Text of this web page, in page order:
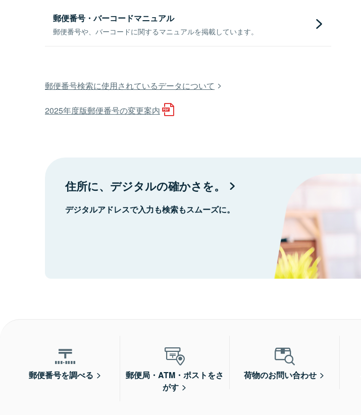
郵便番号・バーコードマニュアル
郵便番号や、バーコードに関するマニュアルを掲載しています。
郵便番号検索に使用されているデータについて
2025年度版郵便番号の変更案内
住所に、デジタルの確かさを。
デジタルアドレスで入力も検索もスムーズに。
郵便番号を調べる
郵便局・ATM・ポストをさ
がす
荷物のお問い合わせ